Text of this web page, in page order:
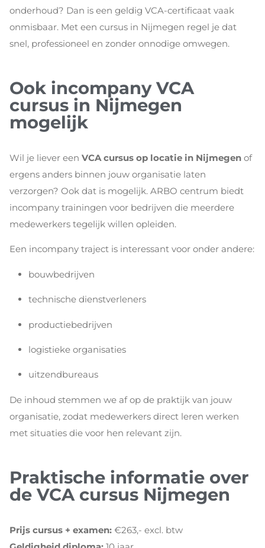
onderhoud? Dan is een geldig VCA-certificaat vaak
onmisbaar. Met een cursus in Nijmegen regel je dat
snel, professioneel en zonder onnodige omwegen.
Ook incompany VCA
cursus in Nijmegen
mogelijk
Wil je liever een VCA cursus op locatie in Nijmegen of
ergens anders binnen jouw organisatie laten
verzorgen? Ook dat is mogelijk. ARBO centrum biedt
incompany trainingen voor bedrijven die meerdere
medewerkers tegelijk willen opleiden.
Een incompany traject is interessant voor onder andere:
bouwbedrijven
technische dienstverleners
productiebedrijven
logistieke organisaties
uitzendbureaus
De inhoud stemmen we af op de praktijk van jouw
organisatie, zodat medewerkers direct leren werken
met situaties die voor hen relevant zijn.
Praktische informatie over
de VCA cursus Nijmegen
Prijs cursus + examen: €263,- excl. btw